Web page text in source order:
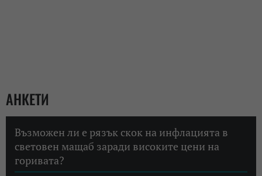
АНКЕТИ
Възможен ли е рязък скок на инфлацията в
световен мащаб заради високите цени на
горивата?